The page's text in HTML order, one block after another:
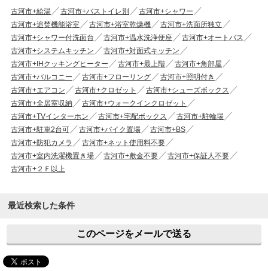
古河市+給湯 古河市+バストイレ別
古河市+シャワー
古河市+追焚機能浴室
古河市+浴室乾燥機
古河市+洗面所独立
古河市+シャワー付洗面台
古河市+温水洗浄便座
古河市+オートバス
古河市+システムキッチン
古河市+対面式キッチン
古河市+IHクッキングヒーター
古河市+最上階
古河市+角部屋
古河市+バルコニー
古河市+フローリング
古河市+照明付き
古河市+エアコン
古河市+クロゼット
古河市+シューズボックス
古河市+全居室収納
古河市+ウォークインクロゼット
古河市+TVインターホン
古河市+宅配ボックス
古河市+駐輪場
古河市+駐車2台可
古河市+バイク置場
古河市+BS
古河市+防犯カメラ
古河市+ネット使用料不要
古河市+室内洗濯機置き場
古河市+敷金不要
古河市+保証人不要
古河市+２Ｆ以上
最近検索した条件
このページをメールで送る